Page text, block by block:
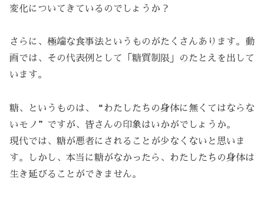
変化についてきているのでしょうか？
さらに、極端な食事法というものがたくさんあります。動
画では、その代表例として「糖質制限」のたとえを出して
います。
糖、というものは、“わたしたちの身体に無くてはならな
いモノ”ですが、皆さんの印象はいかがでしょうか。
現代では、糖が悪者にされることが少なくないと思いま
す。しかし、本当に糖がなかったら、わたしたちの身体は
生き延びることができません。